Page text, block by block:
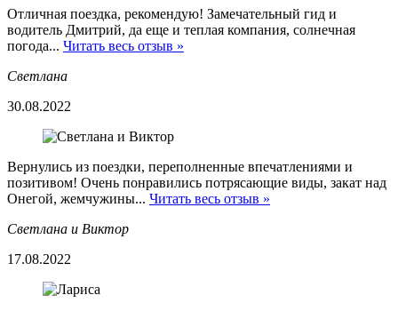
Отличная поездка, рекомендую! Замечательный гид и
водитель Дмитрий, да еще и теплая компания, солнечная
погода... Читать весь отзыв »
Светлана
30.08.2022
Вернулись из поездки, переполненные впечатлениями и
позитивом! Очень понравились потрясающие виды, закат над
Онегой, жемчужины... Читать весь отзыв »
Светлана и Виктор
17.08.2022